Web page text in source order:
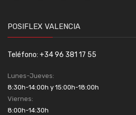
POSIFLEX VALENCIA
Teléfono: +34 96 381 17 55
Lunes-Jueves:
8:30h-14:00h y 15:00h-18:00h
Viernes:
8:00h-14:30h